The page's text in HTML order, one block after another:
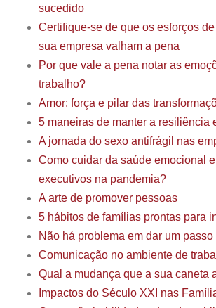
sucedido
Certifique-se de que os esforços
sua empresa valham a pena
Por que vale a pena notar as
trabalho?
Amor: força e pilar das
5 maneiras de manter a resiliência
A jornada do sexo antifrágil nas
Como cuidar da saúde emocional
executivos na pandemia?
A arte de promover pessoas
5 hábitos de famílias prontas para
Não há problema em dar um passo
Comunicação no ambiente de
Qual a mudança que a sua caneta
Impactos do Século XXI nas